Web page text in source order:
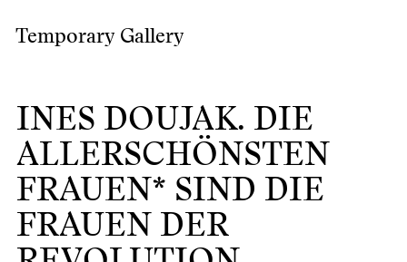
Temporary Gallery
INES DOUJAK. DIE
ALLERSCHÖNSTEN
FRAUEN* SIND DIE
FRAUEN DER